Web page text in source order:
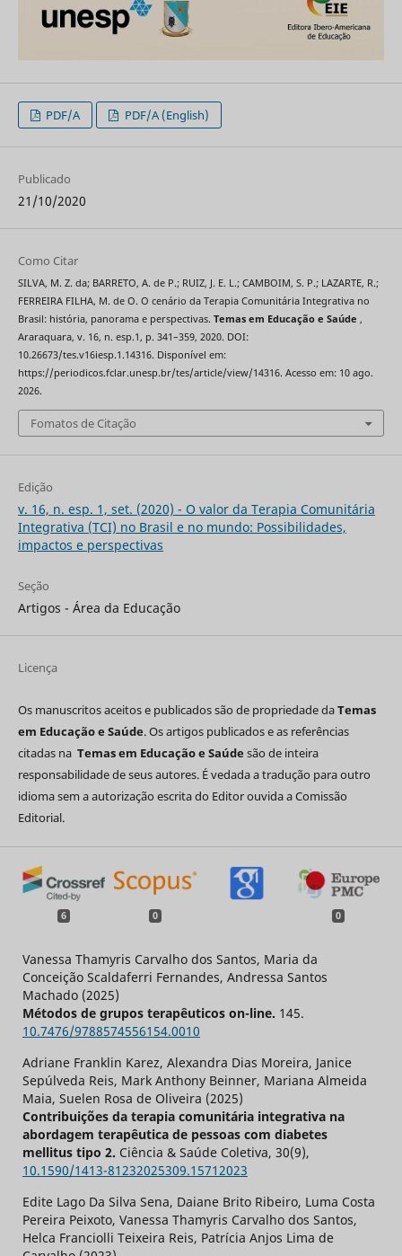
PDF/A PDF/A (English)
Publicado
21/10/2020
Como Citar
SILVA, M. Z. da; BARRETO, A. de P.; RUIZ, J. E. L.; CAMBOIM, S. P.; LAZARTE, R.;
FERREIRA FILHA, M. de O. O cenário da Terapia Comunitária Integrativa no
Brasil: história, panorama e perspectivas. Temas em Educação e Saúde ,
Araraquara, v. 16, n. esp.1, p. 341–359, 2020. DOI:
10.26673/tes.v16iesp.1.14316. Disponível em:
https://periodicos.fclar.unesp.br/tes/article/view/14316. Acesso em: 10 ago.
2026.
Fomatos de Citação
Edição
v. 16, n. esp. 1, set. (2020) - O valor da Terapia Comunitária
Integrativa (TCI) no Brasil e no mundo: Possibilidades,
impactos e perspectivas
Seção
Artigos - Área da Educação
Licença
Os manuscritos aceitos e publicados são de propriedade daTemas
em Educação e Saúde. Os artigos publicados e as referências
citadas na Temas em Educação e Saúde são de inteira
responsabilidade de seus autores. É vedada a tradução para outro
idioma sem a autorização escrita do Editor ouvida a Comissão
Editorial.
6 0 0
Vanessa Thamyris Carvalho dos Santos, Maria da
Conceição Scaldaferri Fernandes, Andressa Santos
Machado (2025)
Métodos de grupos terapêuticos on-line. 145.
10.7476/9788574556154.0010
Adriane Franklin Karez, Alexandra Dias Moreira, Janice
Sepúlveda Reis, Mark Anthony Beinner, Mariana Almeida
Maia, Suelen Rosa de Oliveira (2025)
Contribuições da terapia comunitária integrativa na
abordagem terapêutica de pessoas com diabetes
mellitus tipo 2. Ciência & Saúde Coletiva, 30(9),
10.1590/1413-81232025309.15712023
Edite Lago Da Silva Sena, Daiane Brito Ribeiro, Luma Costa
Pereira Peixoto, Vanessa Thamyris Carvalho dos Santos,
Helca Franciolli Teixeira Reis, Patrícia Anjos Lima de